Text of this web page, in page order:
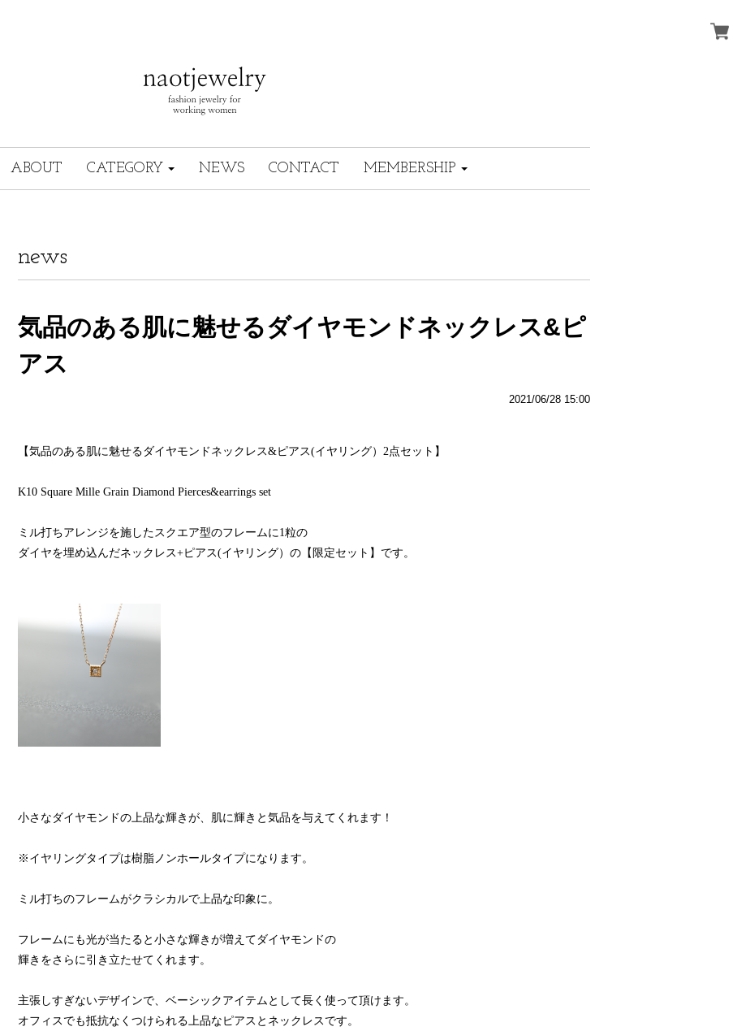
ABOUT CATEGORY NEWS CONTACT MEMBERSHIP
news
気品のある肌に魅せるダイヤモンドネックレス&ピ
アス
2021/06/28 15:00
【気品のある肌に魅せるダイヤモンドネックレス&ピアス(イヤリング）2点セット】
K10 Square Mille Grain Diamond Pierces&earrings set
ミル打ちアレンジを施したスクエア型のフレームに1粒の
ダイヤを埋め込んだネックレス+ピアス(イヤリング）の【限定セット】です。
小さなダイヤモンドの上品な輝きが、肌に輝きと気品を与えてくれます！
※イヤリングタイプは樹脂ノンホールタイプになります。
ミル打ちのフレームがクラシカルで上品な印象に。
フレームにも光が当たると小さな輝きが増えてダイヤモンドの
輝きをさらに引き立たせてくれます。
主張しすぎないデザインで、ベーシックアイテムとして長く使って頂けます。
オフィスでも抵抗なくつけられる上品なピアスとネックレスです。